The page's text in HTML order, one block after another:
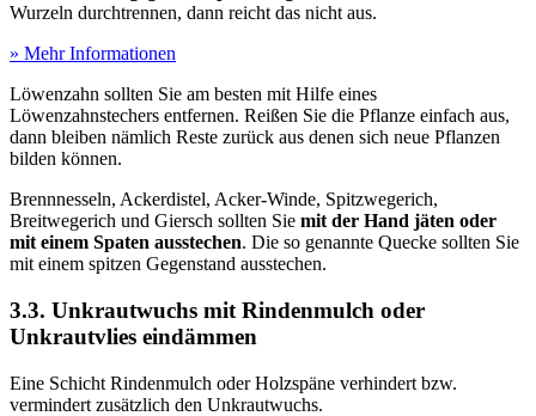
Wurzeln durchtrennen, dann reicht das nicht aus.
» Mehr Informationen
Löwenzahn sollten Sie am besten mit Hilfe eines
Löwenzahnstechers entfernen. Reißen Sie die Pflanze einfach aus,
dann bleiben nämlich Reste zurück aus denen sich neue Pflanzen
bilden können.
Brennnesseln, Ackerdistel, Acker-Winde, Spitzwegerich,
Breitwegerich und Giersch sollten Sie mit der Hand jäten oder
mit einem Spaten ausstechen. Die so genannte Quecke sollten Sie
mit einem spitzen Gegenstand ausstechen.
3.3. Unkrautwuchs mit Rindenmulch oder
Unkrautvlies eindämmen
Eine Schicht Rindenmulch oder Holzspäne verhindert bzw.
vermindert zusätzlich den Unkrautwuchs.